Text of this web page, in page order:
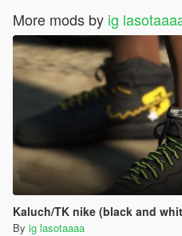
More mods by ig
Kaluch/TK nike (black and
By ig lasotaaaa